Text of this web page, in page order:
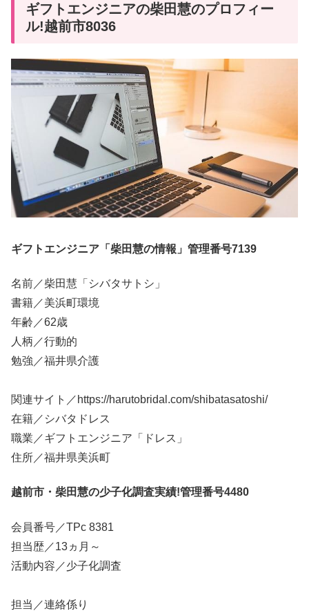
ギフトエンジニアの柴田慧のプロフィー
ル!越前市8036
ギフトエンジニア「柴田慧の情報」管理番号7139
名前／柴田慧「シバタサトシ」
書籍／美浜町環境
年齢／62歳
人柄／行動的
勉強／福井県介護
関連サイト／https://harutobridal.com/shibatasatoshi/
在籍／シバタドレス
職業／ギフトエンジニア「ドレス」
住所／福井県美浜町
越前市・柴田慧の少子化調査実績!管理番号4480
会員番号／TPc 8381
担当歴／13ヵ月～
活動内容／少子化調査
担当／連絡係り